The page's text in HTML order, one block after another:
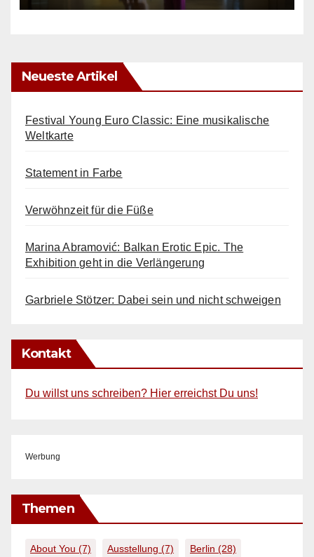
Neueste Artikel
Festival Young Euro Classic: Eine musikalische
Weltkarte
Statement in Farbe
Verwöhnzeit für die Füße
Marina Abramović: Balkan Erotic Epic. The
Exhibition geht in die Verlängerung
Garbriele Stötzer: Dabei sein und nicht schweigen
Kontakt
Du willst uns schreiben? Hier erreichst Du uns!
Werbung
Themen
About You (7) Ausstellung (7) Berlin (28)